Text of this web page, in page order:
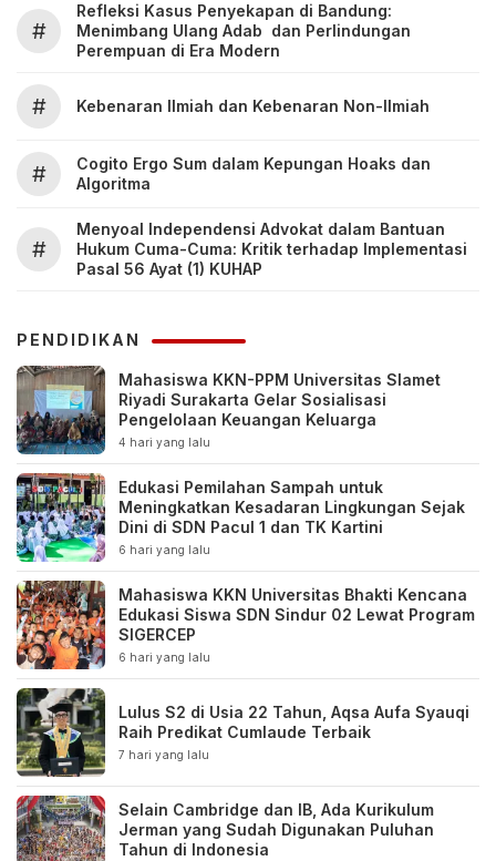
#
Refleksi Kasus Penyekapan di Bandung:
Menimbang Ulang Adab dan Perlindungan
Perempuan di Era Modern
# Kebenaran Ilmiah dan Kebenaran Non-Ilmiah
#
Cogito Ergo Sum dalam Kepungan Hoaks dan
Algoritma
#
Menyoal Independensi Advokat dalam Bantuan
Hukum Cuma-Cuma: Kritik terhadap Implementasi
Pasal 56 Ayat (1) KUHAP
PENDIDIKAN
Mahasiswa KKN-PPM Universitas Slamet
Riyadi Surakarta Gelar Sosialisasi
Pengelolaan Keuangan Keluarga
4 hari yang lalu
Edukasi Pemilahan Sampah untuk
Meningkatkan Kesadaran Lingkungan Sejak
Dini di SDN Pacul 1 dan TK Kartini
6 hari yang lalu
Mahasiswa KKN Universitas Bhakti Kencana
Edukasi Siswa SDN Sindur 02 Lewat Program
SIGERCEP
6 hari yang lalu
Lulus S2 di Usia 22 Tahun, Aqsa Aufa Syauqi
Raih Predikat Cumlaude Terbaik
7 hari yang lalu
Selain Cambridge dan IB, Ada Kurikulum
Jerman yang Sudah Digunakan Puluhan
Tahun di Indonesia